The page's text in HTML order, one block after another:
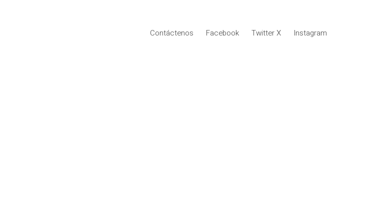
Contáctenos Facebook Twitter X Instagram